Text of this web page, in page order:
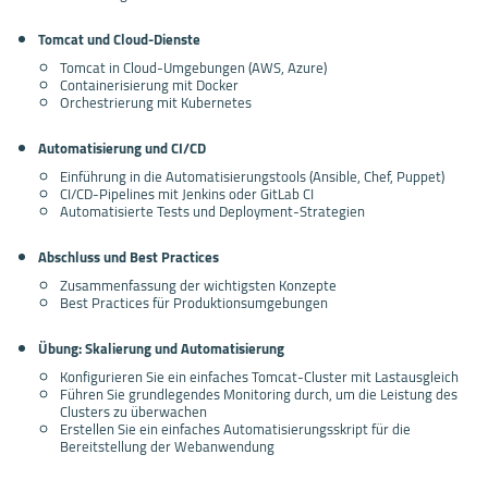
Tomcat und Cloud-Dienste
Tomcat in Cloud-Umgebungen (AWS, Azure)
Containerisierung mit Docker
Orchestrierung mit Kubernetes
Automatisierung und CI/CD
Einführung in die Automatisierungstools (Ansible, Chef, Puppet)
CI/CD-Pipelines mit Jenkins oder GitLab CI
Automatisierte Tests und Deployment-Strategien
Abschluss und Best Practices
Zusammenfassung der wichtigsten Konzepte
Best Practices für Produktionsumgebungen
Übung: Skalierung und Automatisierung
Konfigurieren Sie ein einfaches Tomcat-Cluster mit Lastausgleich
Führen Sie grundlegendes Monitoring durch, um die Leistung des
Clusters zu überwachen
Erstellen Sie ein einfaches Automatisierungsskript für die
Bereitstellung der Webanwendung